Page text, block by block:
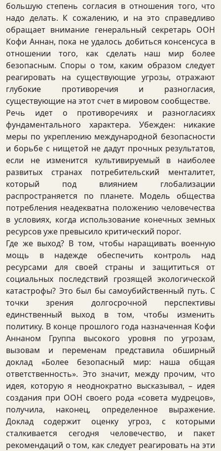
большую степень согласия в отношения того, что
надо делать. К сожалению, и на это справедливо
обращает внимание генеральный секретарь ООН
Кофи Аннан, пока не удалось добиться консенсуса в
отношении того, как сделать наш мир более
безопасным. Споры о том, каким образом следует
реагировать на существующие угрозы, отражают
глубокие противоречия и разногласия,
существующие на этот счет в мировом сообществе.
Речь идет о противоречиях и разногласиях
фундаментального характера. Убежден: никакие
меры по укреплению международной безопасности
и борьбе с нищетой не дадут прочных результатов,
если не изменится культивируемый в наиболее
развитых странах потребительский менталитет,
который под влиянием глобализации
распространяется по планете. Модель общества
потребления неадекватна положению человечества
в условиях, когда использование конечных земных
ресурсов уже превысило критический порог.
Где же выход? В том, чтобы наращивать военную
мощь в надежде обеспечить контроль над
ресурсами для своей страны и защититься от
социальных последствий грозящей экологической
катастрофы? Это был бы самоубийственный путь. С
точки зрения долгосрочной перспективы
единственный выход в том, чтобы изменить
политику. В конце прошлого года назначенная Кофи
Аннаном Группа высокого уровня по угрозам,
вызовам и переменам представила обширный
доклад «Более безопасный мир: наша общая
ответственность». Это значит, между прочим, что
идея, которую я неоднократно высказывал, – идея
создания при ООН своего рода «совета мудрецов»,
получила, наконец, определенное выражение.
Доклад содержит оценку угроз, с которыми
сталкивается сегодня человечество, и пакет
рекомендаций о том, как следует реагировать на эти